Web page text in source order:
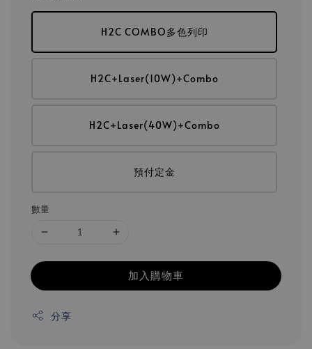
H2C COMBO多色列印
H2C+Laser(10W)+Combo
H2C+Laser(40W)+Combo
預付定金
數量
加入購物車
分享